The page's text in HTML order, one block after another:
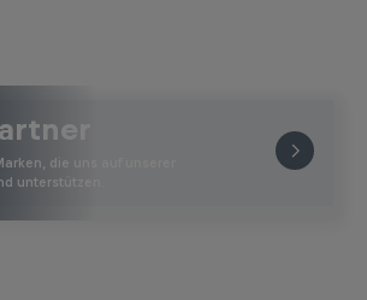
die uns auf unserer
unterstützen.